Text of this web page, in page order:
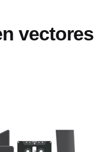
vectores